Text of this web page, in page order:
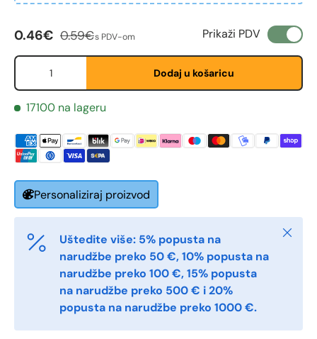
E-post
Telefon
Postnummer *
Antall
Kommentarer
Cijena na sniženju
0.46€ Redovna cijena
0.59€s PDV-om Prikaži PDV
Količina
Dodaj u košaricu
17100 na lageru
Personaliziraj proizvod
Uštedite više: 5% popusta na
narudžbe preko 50 €, 10% popusta na
narudžbe preko 100 €, 15% popusta
na narudžbe preko 500 € i 20%
popusta na narudžbe preko 1000 €.